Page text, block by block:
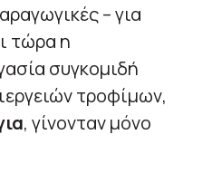
– για
τώρα η
συγκομιδή
τροφίμων,
, γίνονταν μόνο